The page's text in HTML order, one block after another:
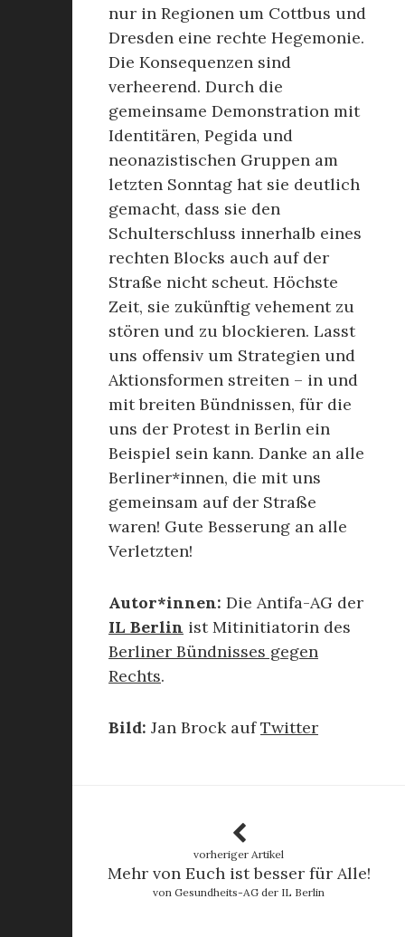
nur in Regionen um Cottbus und
Dresden eine rechte Hegemonie.
Die Konsequenzen sind
verheerend. Durch die
gemeinsame Demonstration mit
Identitären, Pegida und
neonazistischen Gruppen am
letzten Sonntag hat sie deutlich
gemacht, dass sie den
Schulterschluss innerhalb eines
rechten Blocks auch auf der
Straße nicht scheut. Höchste
Zeit, sie zukünftig vehement zu
stören und zu blockieren. Lasst
uns offensiv um Strategien und
Aktionsformen streiten – in und
mit breiten Bündnissen, für die
uns der Protest in Berlin ein
Beispiel sein kann. Danke an alle
Berliner*innen, die mit uns
gemeinsam auf der Straße
waren! Gute Besserung an alle
Verletzten!
Autor*innen: Die Antifa-AG der
IL Berlin ist Mitinitiatorin des
Berliner Bündnisses gegen
Rechts.
Bild: Jan Brock aufTwitter
vorheriger Artikel
Mehr von Euch ist besser für Alle!
von Gesundheits-AG der IL Berlin